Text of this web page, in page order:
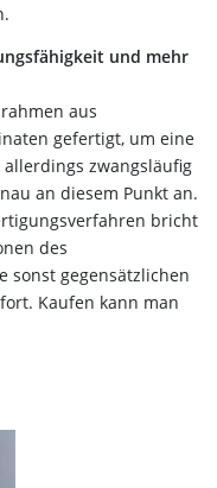
und mehr
aus
gefertigt, um eine
zwangsläufig
an diesem Punkt an.
bricht
des
sonst gegensätzlichen
Kaufen kann man